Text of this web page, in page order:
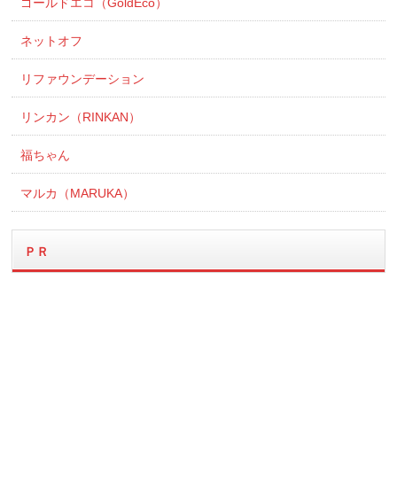
ネットオフ
リファウンデーション
リンカン（RINKAN）
福ちゃん
マルカ（MARUKA）
ＰＲ